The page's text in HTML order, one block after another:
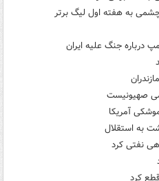
به هفته اول لیگ برتر
درباره جنگ علیه ایران
صهیونیست
آمریکا
به استقلال
نفتی کرد
کرد